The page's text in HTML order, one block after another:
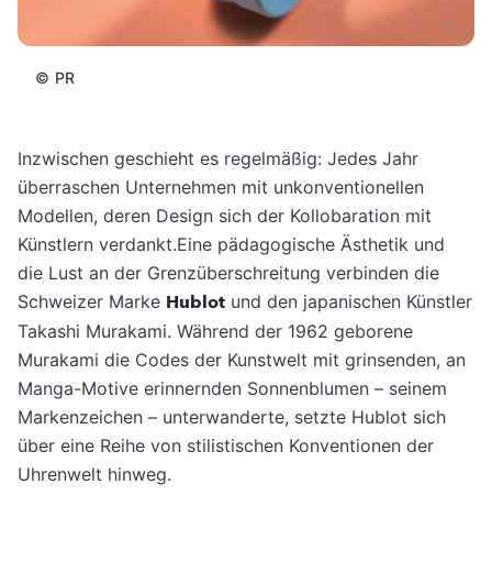
© PR
Inzwischen geschieht es regelmäßig: Jedes Jahr
überraschen Unternehmen mit unkonventionellen
Modellen, deren Design sich der Kollobaration mit
Künstlern verdankt.Eine pädagogische Ästhetik und
die Lust an der Grenzüberschreitung verbinden die
Schweizer Marke Hublot und den japanischen Künstler
Takashi Murakami. Während der 1962 geborene
Murakami die Codes der Kunstwelt mit grinsenden, an
Manga-Motive erinnernden Sonnenblumen – seinem
Markenzeichen – unterwanderte, setzte Hublot sich
über eine Reihe von stilistischen Konventionen der
Uhrenwelt hinweg.